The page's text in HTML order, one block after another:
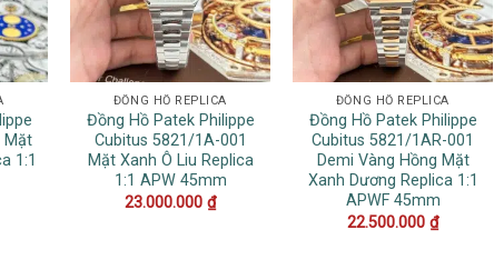
Mặt
1:1
ĐỒNG HỒ REPLICA
Đồng Hồ Patek Philippe
Cubitus 5821/1A-001
Mặt Xanh Ô Liu Replica
1:1 APW 45mm
23.000.000 ₫
ĐỒNG HỒ REPLICA
Đồng Hồ Patek Philippe
Cubitus 5821/1AR-001
Demi Vàng Hồng Mặt
Xanh Dương Replica 1:1
APWF 45mm
22.500.000 ₫